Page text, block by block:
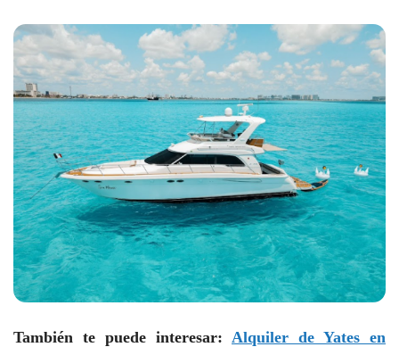
También te puede interesar: Alquiler de Yates en